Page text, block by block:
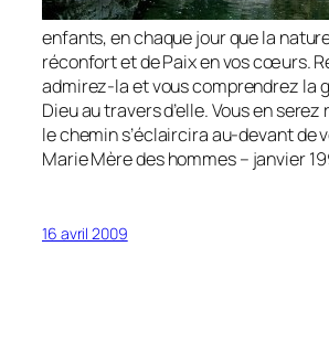
enfants, en chaque jour que la
réconfort et de Paix en vos cœurs.
admirez-la et vous comprendrez la
Dieu au travers d’elle. Vous en
le chemin s’éclaircira au-devant de
Marie Mère des hommes – janvier
16 avril 2009